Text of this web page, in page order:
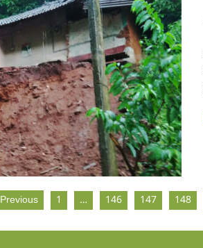
Previous 1 … 146 147 148